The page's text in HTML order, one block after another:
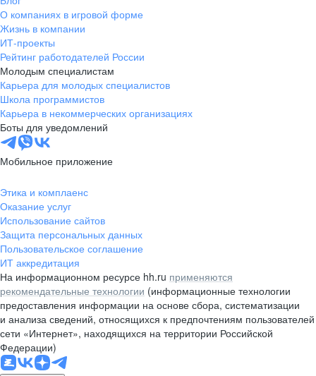
О компаниях в игровой форме
Жизнь в компании
ИТ-проекты
Рейтинг работодателей России
Молодым специалистам
Карьера для молодых специалистов
Школа программистов
Карьера в некоммерческих организациях
Боты для уведомлений
Мобильное приложение
Этика и комплаенс
Оказание услуг
Использование сайтов
Защита персональных данных
Пользовательское соглашение
ИТ аккредитация
На информационном ресурсе hh.ru применяются
рекомендательные технологии (информационные технологии
предоставления информации на основе сбора, систематизации
и анализа сведений, относящихся к предпочтениям пользователей
сети «Интернет», находящихся на территории Российской
Федерации)